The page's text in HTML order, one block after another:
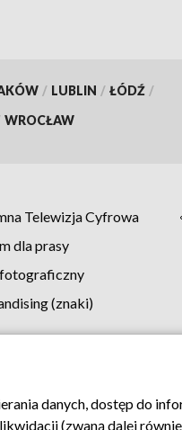
/ LUBLIN / ŁÓDŹ /
WROCŁAW
Telewizja Cyfrowa
dla prasy
(znaki)
Kontakt
danych, dostęp do
(zwaną dalej